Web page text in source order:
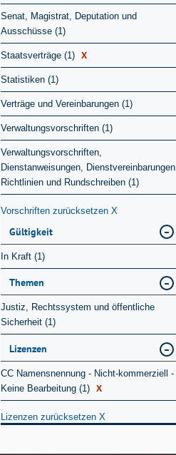
Senat, Magistrat, Deputation und
Ausschüsse (1)
Staatsverträge (1) X
Statistiken (1)
Verträge und Vereinbarungen (1)
Verwaltungsvorschriften (1)
Verwaltungsvorschriften,
Dienstanweisungen, Dienstvereinbarungen,
Richtlinien und Rundschreiben (1)
Vorschriften zurücksetzen X
Gültigkeit
In Kraft (1)
Themen
Justiz, Rechtssystem und öffentliche
Sicherheit (1)
Lizenzen
CC Namensnennung - Nicht-kommerziell -
Keine Bearbeitung (1) X
Lizenzen zurücksetzen X